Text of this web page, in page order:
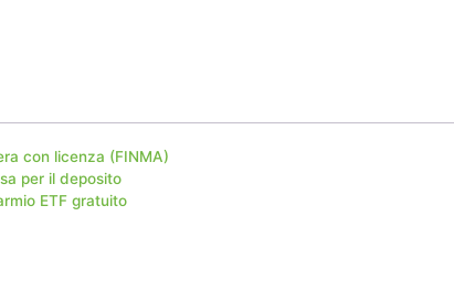
con licenza (FINMA)
per il deposito
ETF gratuito